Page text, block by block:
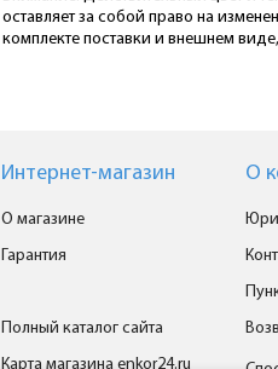
оставляет за собой право на
комплекте поставки и внешнем
Интернет-магазин
О магазине
Гарантия
Полный каталог сайта
Карта магазина enkor24.ru
О